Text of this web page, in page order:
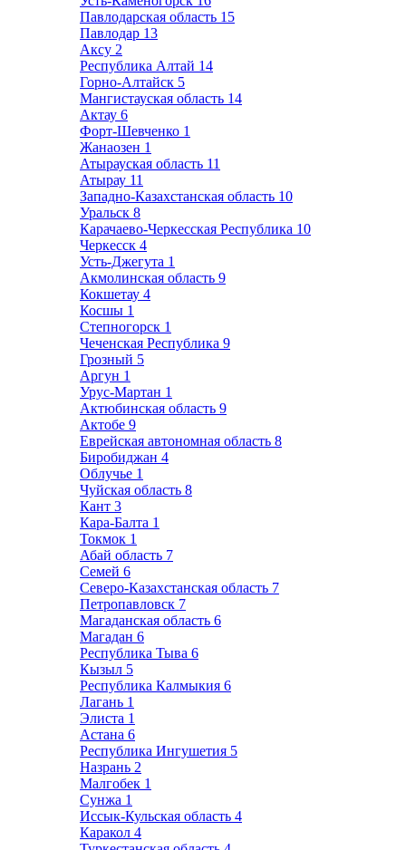
Павлодарская область 15
Павлодар 13
Аксу 2
Республика Алтай 14
Горно-Алтайск 5
Мангистауская область 14
Актау 6
Форт-Шевченко 1
Жанаозен 1
Атырауская область 11
Атырау 11
Западно-Казахстанская область 10
Уральск 8
Карачаево-Черкесская Республика 10
Черкесск 4
Усть-Джегута 1
Акмолинская область 9
Кокшетау 4
Косшы 1
Степногорск 1
Чеченская Республика 9
Грозный 5
Аргун 1
Урус-Мартан 1
Актюбинская область 9
Актобе 9
Еврейская автономная область 8
Биробиджан 4
Облучье 1
Чуйская область 8
Кант 3
Кара-Балта 1
Токмок 1
Абай область 7
Семей 6
Северо-Казахстанская область 7
Петропавловск 7
Магаданская область 6
Магадан 6
Республика Тыва 6
Кызыл 5
Республика Калмыкия 6
Лагань 1
Элиста 1
Астана 6
Республика Ингушетия 5
Назрань 2
Малгобек 1
Сунжа 1
Иссык-Кульская область 4
Каракол 4